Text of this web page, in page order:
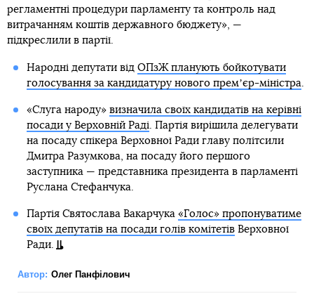
регламентні процедури парламенту та контроль над
витрачанням коштів державного бюджету», —
підкреслили в партії.
Народні депутати від ОПзЖ планують бойкотувати
голосування за кандидатуру нового премʼєр-міністра
«Слуга народу» визначила своїх кандидатів на керівні
посади у Верховній Раді . Партія вирішила делегувати
на посаду спікера Верховної Ради главу політсили
Дмитра Разумкова, на посаду його першого
заступника — представника президента в парламенті
Руслана Стефанчука.
Партія Святослава Вакарчука «Голос» пропонуватиме
своїх депутатів на посади голів комітетівВерховної
Ради.
Автор: Олег Панфілович